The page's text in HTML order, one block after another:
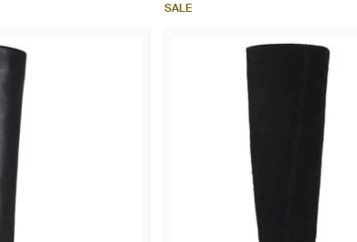
SALE